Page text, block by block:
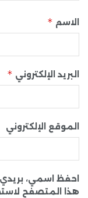
الاسم *
البريد الإلكتروني *
الموقع الإلكتروني
احفظ اسمي، بريدي
هذا المتصفح